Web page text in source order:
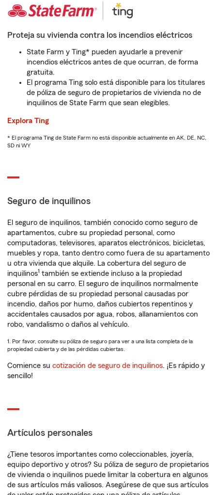
Proteja su vivienda contra los incendios eléctricos
State Farm y Ting* pueden ayudarle a prevenir
incendios eléctricos antes de que ocurran, de forma
gratuita.
El programa Ting solo está disponible para los titulares
de póliza de seguro de propietarios de vivienda no de
inquilinos de State Farm que sean elegibles.
Explora Ting
* El programa Ting de State Farm no está disponible actualmente en AK, DE, NC,
SD ni WY
Seguro de inquilinos
El seguro de inquilinos, también conocido como seguro de
apartamentos, cubre su propiedad personal, como
computadoras, televisores, aparatos electrónicos, bicicletas,
muebles y ropa, tanto dentro como fuera de su apartamento
u otra vivienda que alquile. La cobertura del seguro de
inquilinos1 también se extiende incluso a la propiedad
personal en su carro. El seguro de inquilinos normalmente
cubre pérdidas de su propiedad personal causadas por
incendio, daños por humo, daños cubiertos repentinos y
accidentales causados por agua, robos, allanamientos con
robo, vandalismo o daños al vehículo.
1. Por favor, consulte su póliza de seguro para ver a una lista completa de la
propiedad cubierta y de las pérdidas cubiertas.
Comience su cotización de seguro de inquilinos. ¡Es rápido y
sencillo!
Artículos personales
¿Tiene tesoros importantes como coleccionables, joyería,
equipo deportivo y otros? Su póliza de seguro de propietarios
de vivienda o inquilinos puede limitar la cobertura en algunos
de sus artículos más valiosos. Asegúrese de que sus artículos